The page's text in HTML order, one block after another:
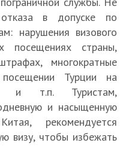
отказа в допуске по
нарушения визового
посещениях страны,
многократные
Турции на
и т.п. Туристам,
и насыщенную
рекомендуется
визу, чтобы избежать